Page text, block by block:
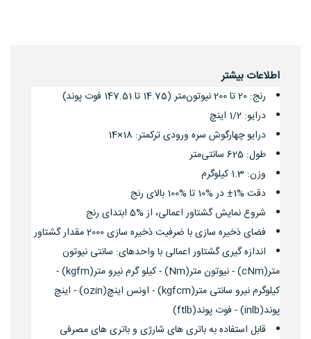
اطلاعات بیشتر
رنج: 20 تا 200 نیوتون‌متر (14.75 تا 147.51 فوت پوند)
درایو: 1/2 اینچ
درایو چهارگوش سره‌ ورودی ترکمتر: 18×14
طول: 625 سانتی‌متر
وزن: 1.3 کیلوگرم
دقت %1± در %10 تا %100 بالای رنج
شروع نمایش گشتاور اعمالی، از %5 ابتدای رنج
فضای ذخیره سازی با ضرفیت ذخیره سازی 2000 مقدار گشتاور
اندازه گیری گشتاور اعمالی با واحدهای: سانتی نیوتون
متر(cNm) - نیوتون متر(Nm) - کیلو گرم نیرو متر(kgfm) -
کیلوگرم نیرو سانتی متر(kgfcm) - اونس اینچ(ozin) - اینچ
پوند(inlb) - فوت پوند(ftlb)
قابل استفاده به باتری های شارژی و باتری های مصرفی